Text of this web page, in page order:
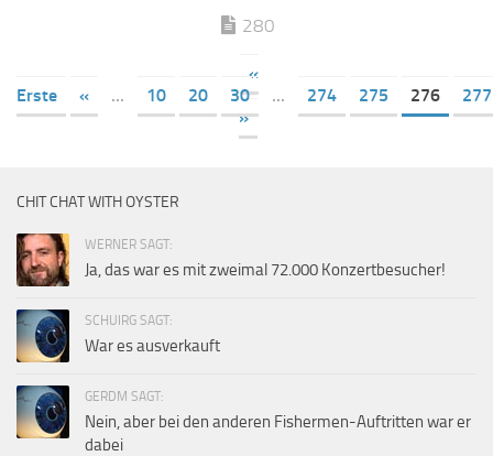
280
«
Erste
« ... 10 20 30 ... 274 275 276
277
»
CHIT CHAT WITH OYSTER
WERNER SAGT:
Ja, das war es mit zweimal 72.000 Konzertbesucher!
SCHUIRG SAGT:
War es ausverkauft
GERDM SAGT:
Nein, aber bei den anderen Fishermen-Auftritten war er
dabei